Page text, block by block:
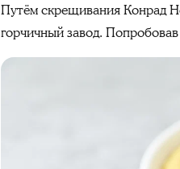
Путём скрещивания Конрад
горчичный завод.